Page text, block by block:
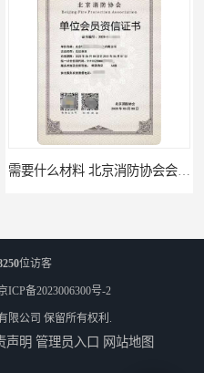
需要什么材料 北京消防协会会员证有什么要求
位访客
ICP备2023006300号-2
限公司 保留所有权利.
声明 管理员入口 网站地图